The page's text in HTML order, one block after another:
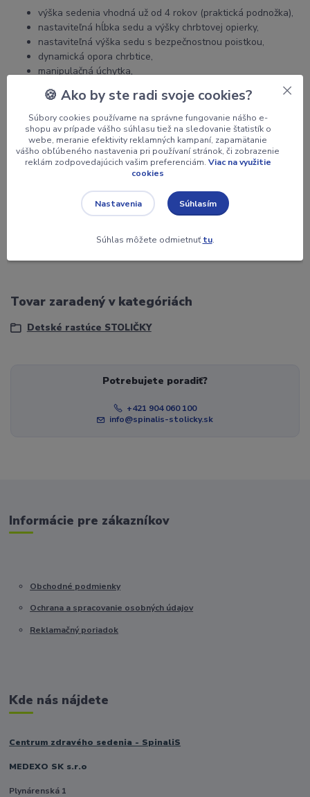
výška sedenia vhodná už od 4 rokov (praktická podnožka),
nastaviteľná hĺbka sedu a výšky chrbtovej opierky,
nastaviteľná výška sedu s bezpečnostnou poistkou,
dynamická opora chrbtice,
manipulačná úchytka,
ON - pri zaťažení sa netočí; OFF točí sa vždy,
doprava ZDARMA v rámci SR,
Tovar zaradený v kategóriách
Detské rastúce STOLIČKY
Potrebujete poradiť?
+421 904 060 100
info@spinalis-stolicky.sk
Informácie pre zákazníkov
Obchodné podmienky
Ochrana a spracovanie osobných údajov
Reklamačný poriadok
Kde nás nájdete
Centrum zdravého sedenia - SpinaliS
MEDEXO SK s.r.o
Plynárenská 1
🍪 Ako by ste radi svoje cookies?
Súbory cookies používame na správne fungovanie nášho e-
shopu av prípade vášho súhlasu tiež na sledovanie štatistík o
webe, meranie efektivity reklamných kampaní, zapamätanie
vášho obľúbeného nastavenia pri používaní stránok, či zobrazenie
reklám zodpovedajúcich vašim preferenciám. Viac na využitie
cookies
Nastavenia Súhlasím
Súhlas môžete odmietnuťtu.